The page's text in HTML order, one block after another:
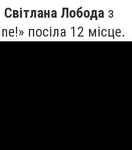
Світлана Лобода з
посіла 12 місце.